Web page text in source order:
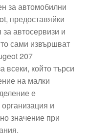
за автомобилни
предоставяйки
автосервизи и
сами извършват
207
всеки, който търси
на малки
е
и
значение при